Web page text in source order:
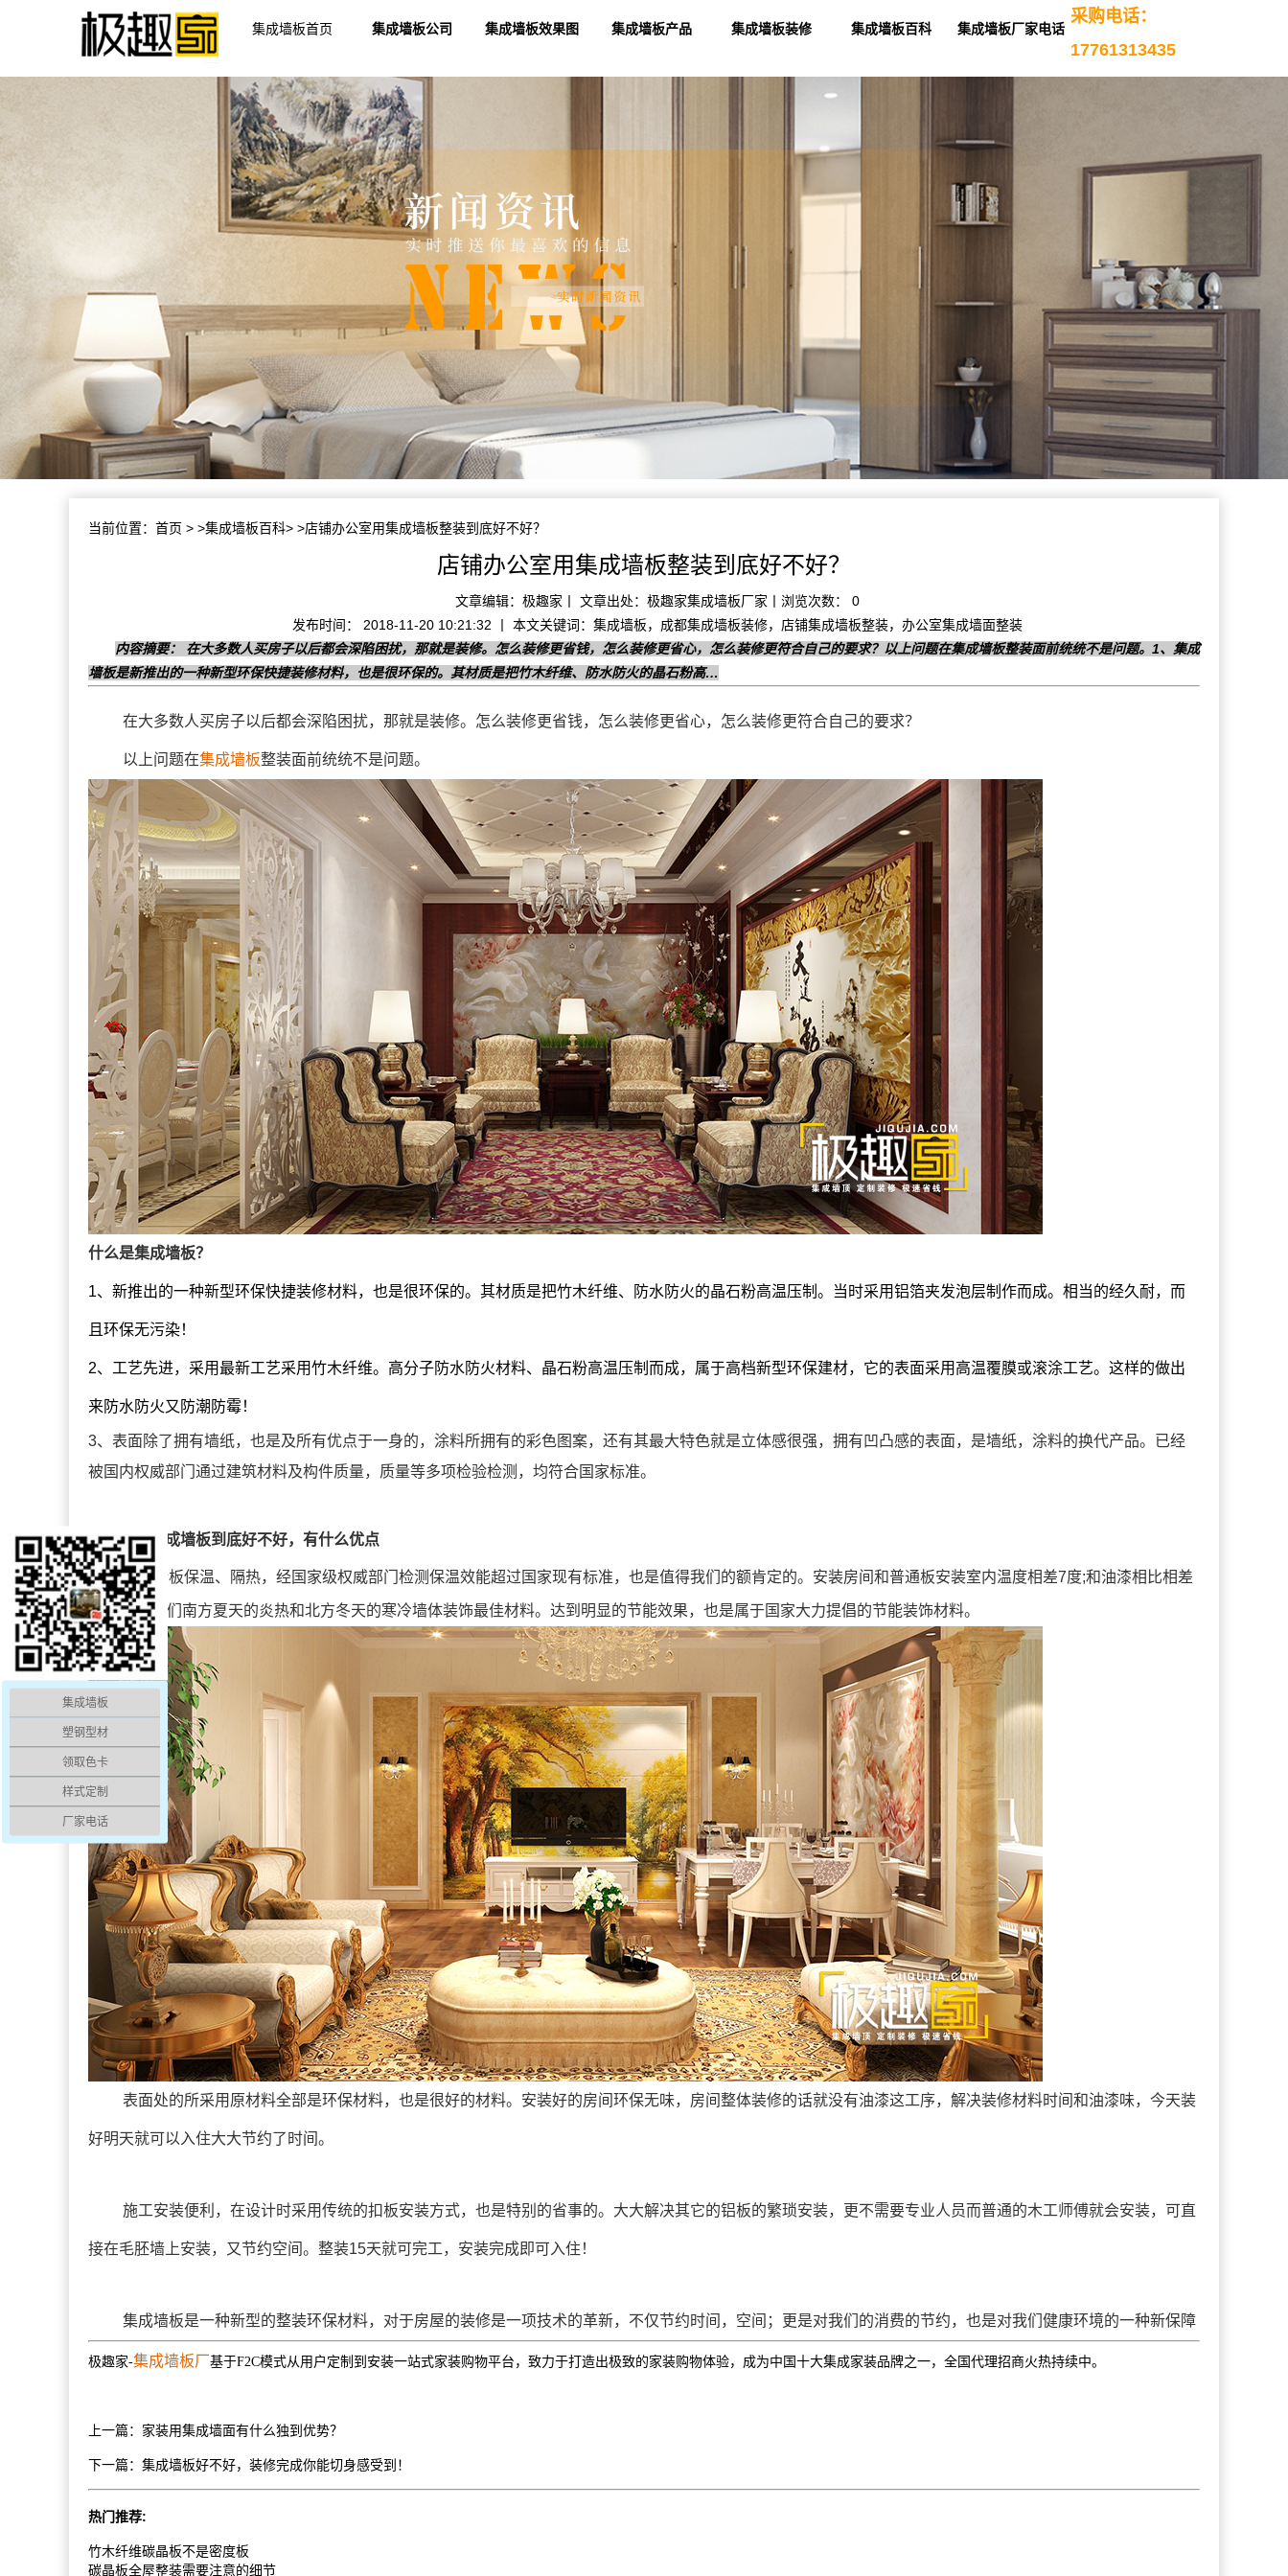
集成墙板首页 集成墙板公司 集成墙板效果图 集成墙板产品 集成墙板装修 集成墙板百科 集成墙板厂家电话
采购电话：
17761313435
当前位置： 首页 > >集成墙板百科> >店铺办公室用集成墙板整装到底好不好？
店铺办公室用集成墙板整装到底好不好？
文章编辑：极趣家丨 文章出处：极趣家集成墙板厂家丨浏览次数： 0
发布时间： 2018-11-20 10:21:32 丨 本文关键词：集成墙板，成都集成墙板装修，店铺集成墙板整装，办公室集成墙面整装
内容摘要： 在大多数人买房子以后都会深陷困扰，那就是装修。怎么装修更省钱，怎么装修更省心，怎么装修更符合自己的要求？以上问题在集成墙板整装面前统统不是问题。1、集成
墙板是新推出的一种新型环保快捷装修材料，也是很环保的。其材质是把竹木纤维、防水防火的晶石粉高…
在大多数人买房子以后都会深陷困扰，那就是装修。怎么装修更省钱，怎么装修更省心，怎么装修更符合自己的要求？
以上问题在集成墙板整装面前统统不是问题。
什么是集成墙板？
1、新推出的一种新型环保快捷装修材料，也是很环保的。其材质是把竹木纤维、防水防火的晶石粉高温压制。当时采用铝箔夹发泡层制作而成。相当的经久耐，而
且环保无污染！
2、工艺先进，采用最新工艺采用竹木纤维。高分子防水防火材料、晶石粉高温压制而成，属于高档新型环保建材，它的表面采用高温覆膜或滚涂工艺。这样的做出
来防水防火又防潮防霉！
3、表面除了拥有墙纸，也是及所有优点于一身的，涂料所拥有的彩色图案，还有其最大特色就是立体感很强，拥有凹凸感的表面，是墙纸，涂料的换代产品。已经
被国内权威部门通过建筑材料及构件质量，质量等多项检验检测，均符合国家标准。
竹木纤维集成墙板到底好不好，有什么优点
集成墙板保温、隔热，经国家级权威部门检测保温效能超过国家现有标准，也是值得我们的额肯定的。安装房间和普通板安装室内温度相差7度;和油漆相比相差
10度，是我们南方夏天的炎热和北方冬天的寒冷墙体装饰最佳材料。达到明显的节能效果，也是属于国家大力提倡的节能装饰材料。
表面处的所采用原材料全部是环保材料，也是很好的材料。安装好的房间环保无味，房间整体装修的话就没有油漆这工序，解决装修材料时间和油漆味，今天装
好明天就可以入住大大节约了时间。
施工安装便利，在设计时采用传统的扣板安装方式，也是特别的省事的。大大解决其它的铝板的繁琐安装，更不需要专业人员而普通的木工师傅就会安装，可直
接在毛胚墙上安装，又节约空间。整装15天就可完工，安装完成即可入住！
集成墙板是一种新型的整装环保材料，对于房屋的装修是一项技术的革新，不仅节约时间，空间；更是对我们的消费的节约，也是对我们健康环境的一种新保障
极趣家-集成墙板厂基于F2C模式从用户定制到安装一站式家装购物平台，致力于打造出极致的家装购物体验，成为中国十大集成家装品牌之一，全国代理招商火热持续中。
上一篇： 家装用集成墙面有什么独到优势？
下一篇： 集成墙板好不好，装修完成你能切身感受到！
热门推荐:
竹木纤维碳晶板不是密度板
碳晶板全屋整装需要注意的细节
集成墙板
塑钢型材
领取色卡
样式定制
厂家电话